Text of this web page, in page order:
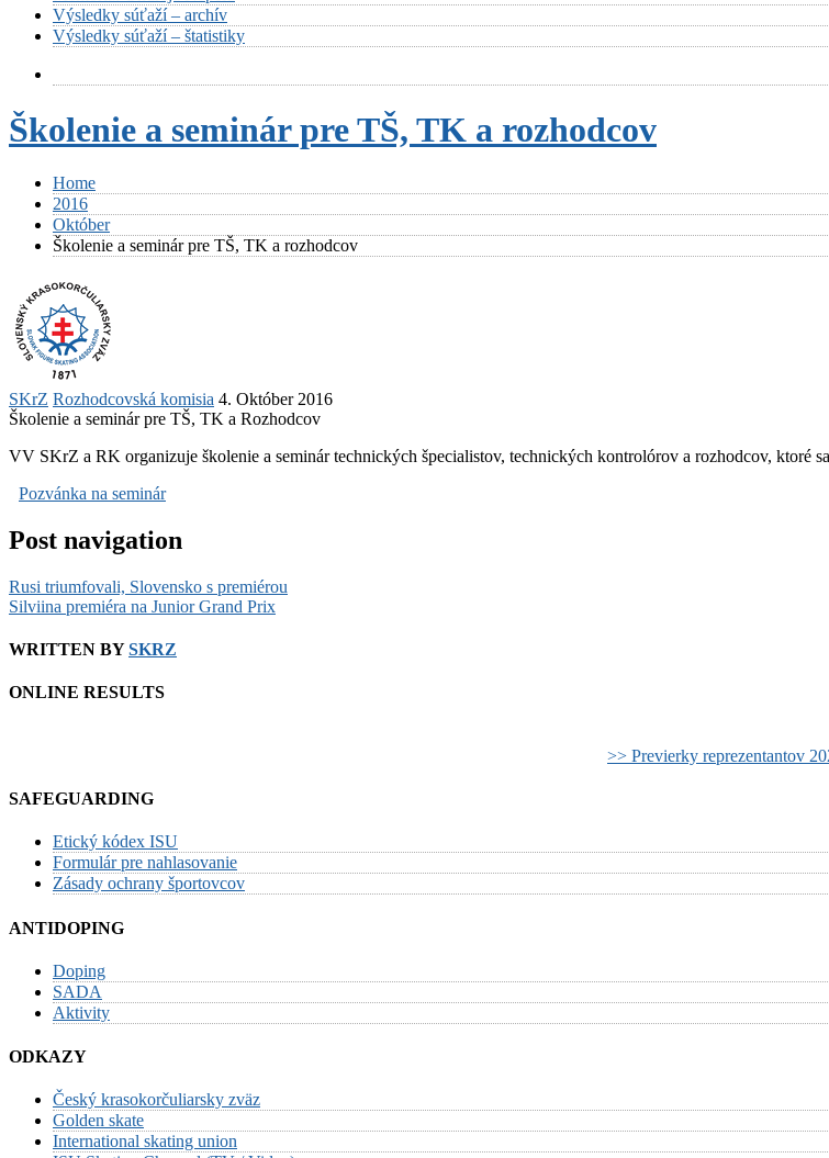
Výsledky súťaží – archív
Výsledky súťaží – štatistiky
Školenie a seminár pre TŠ, TK a rozhodcov
Home
2016
Október
Školenie a seminár pre TŠ, TK a rozhodcov
SKrZ Rozhodcovská komisia 4. Október 2016
Školenie a seminár pre TŠ, TK a Rozhodcov
VV SKrZ a RK organizuje školenie a seminár technických špecialistov, technických kontrolórov a rozhodcov, ktoré
Pozvánka na seminár
Post navigation
Rusi triumfovali, Slovensko s premiérou
Silviina premiéra na Junior Grand Prix
WRITTEN BYSKRZ
ONLINE RESULTS
>> Previerky reprezentantov
SAFEGUARDING
Etický kódex ISU
Formulár pre nahlasovanie
Zásady ochrany športovcov
ANTIDOPING
Doping
SADA
Aktivity
ODKAZY
Český krasokorčuliarsky zväz
Golden skate
International skating union